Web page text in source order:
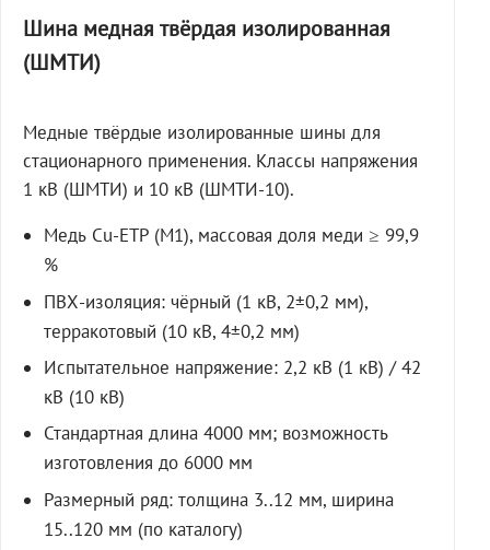
Шина медная твёрдая изолированная
(ШМТИ)
Медные твёрдые изолированные шины для
стационарного применения. Классы напряжения
1 кВ (ШМТИ) и 10 кВ (ШМТИ-10).
Медь Cu-ETP (M1), массовая доля меди ≥ 99,9
%
ПВХ-изоляция: чёрный (1 кВ, 2±0,2 мм),
терракотовый (10 кВ, 4±0,2 мм)
Испытательное напряжение: 2,2 кВ (1 кВ) / 42
кВ (10 кВ)
Стандартная длина 4000 мм; возможность
изготовления до 6000 мм
Размерный ряд: толщина 3..12 мм, ширина
15..120 мм (по каталогу)